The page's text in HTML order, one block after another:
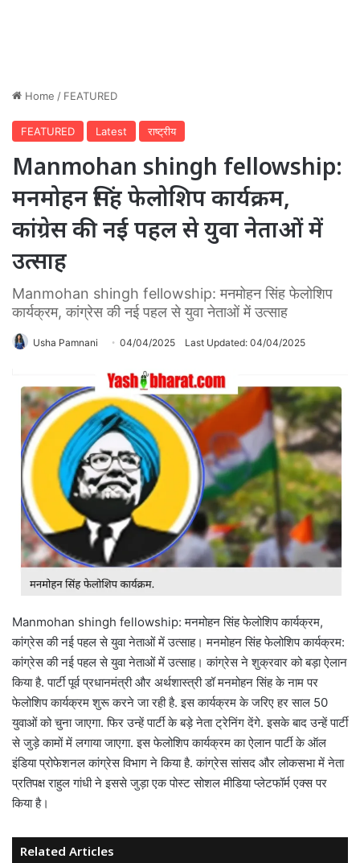
Home / FEATURED
FEATURED Latest राष्ट्रीय
Manmohan shingh fellowship:
मनमोहन सिंह फेलोशिप कार्यक्रम,
कांग्रेस की नई पहल से युवा नेताओं में
उत्साह
Manmohan shingh fellowship: मनमोहन सिंह फेलोशिप
कार्यक्रम, कांग्रेस की नई पहल से युवा नेताओं में उत्साह
Usha Pamnani 04/04/2025 Last Updated: 04/04/2025
Manmohan shingh fellowship: मनमोहन सिंह फेलोशिप कार्यक्रम,
कांग्रेस की नई पहल से युवा नेताओं में उत्साह। मनमोहन सिंह फेलोशिप कार्यक्रम:
कांग्रेस की नई पहल से युवा नेताओं में उत्साह। कांग्रेस ने शुक्रवार को बड़ा ऐलान
किया है. पार्टी पूर्व प्रधानमंत्री और अर्थशास्त्री डॉ मनमोहन सिंह के नाम पर
फेलोशिप कार्यक्रम शुरू करने जा रही है. इस कार्यक्रम के जरिए हर साल 50
युवाओं को चुना जाएगा. फिर उन्हें पार्टी के बड़े नेता ट्रेनिंग देंगे. इसके बाद उन्हें पार्टी
से जुड़े कामों में लगाया जाएगा. इस फेलोशिप कार्यक्रम का ऐलान पार्टी के ऑल
इंडिया प्रोफेशनल कांग्रेस विभाग ने किया है. कांग्रेस सांसद और लोकसभा में नेता
प्रतिपक्ष राहुल गांधी ने इससे जुड़ा एक पोस्ट सोशल मीडिया प्लेटफॉर्म एक्स पर
किया है।
Related Articles